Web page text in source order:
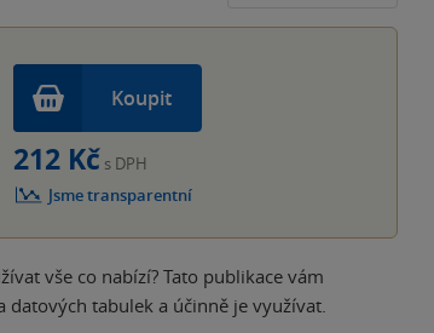
Koupit
212 Kč s DPH
Jsme transparentní
vše co nabízí? Tato publikace vám
tabulek a účinně je využívat.